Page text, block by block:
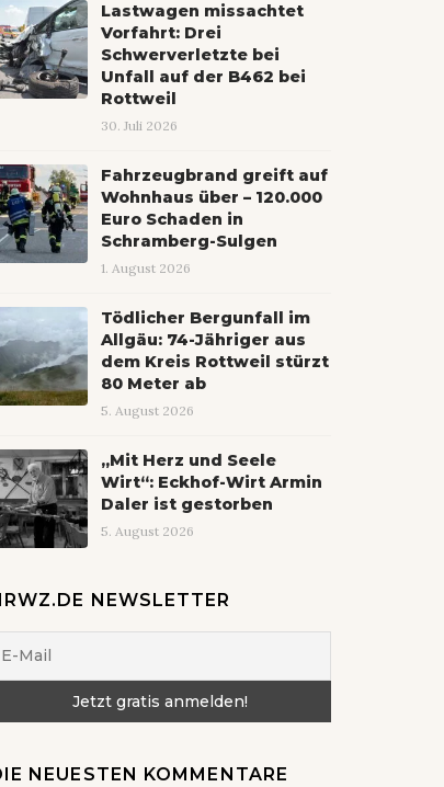
Lastwagen missachtet
Vorfahrt: Drei
Schwerverletzte bei
Unfall auf der B462 bei
Rottweil
30. Juli 2026
Fahrzeugbrand greift auf
Wohnhaus über – 120.000
Euro Schaden in
Schramberg-Sulgen
1. August 2026
Tödlicher Bergunfall im
Allgäu: 74-Jähriger aus
dem Kreis Rottweil stürzt
80 Meter ab
5. August 2026
„Mit Herz und Seele
Wirt“: Eckhof-Wirt Armin
Daler ist gestorben
5. August 2026
NEWSLETTER
NEUESTEN KOMMENTARE